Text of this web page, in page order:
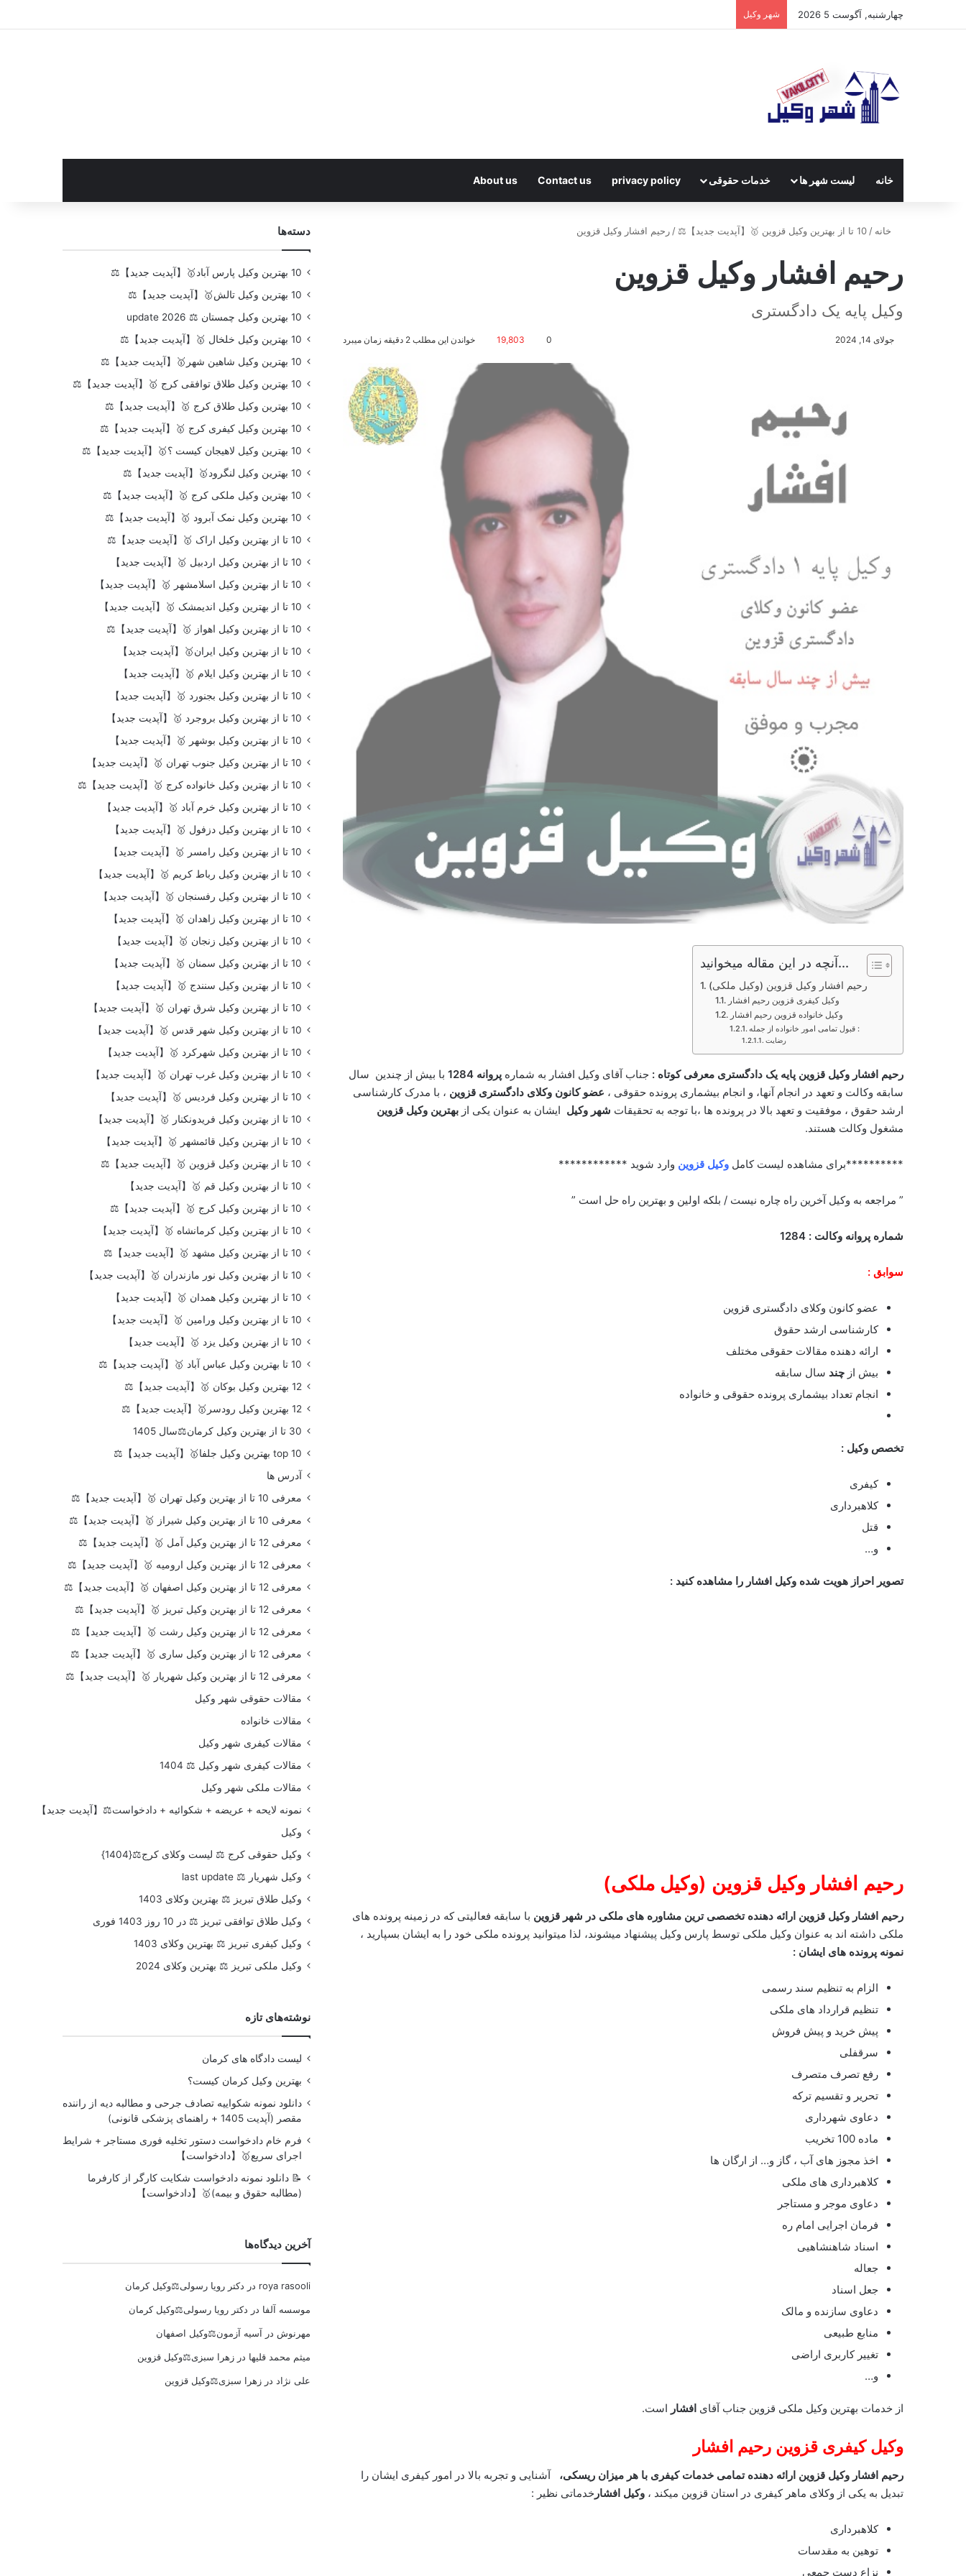
چهارشنبه, آگوست 5 2026 شهر وکیل
خانه لیست شهر ها خدمات حقوقی privacy policy
Contact us
About us
خانه / 10 تا از بهترین وکیل قزوین 🥇【آپدیت جدید】⚖️ / رحیم افشار وکیل قزوین
رحیم افشار وکیل قزوین
وکیل پایه یک دادگستری
جولای 14, 2024 0
19,803 خواندن این مطلب 2 دقیقه زمان میبرد
آنچه در این مقاله میخوانید...
رحیم افشار وکیل قزوین (وکیل ملکی)
وکیل کیفری قزوین رحیم افشار
وکیل خانواده قزوین رحیم افشار
قبول تمامی امور خانواده از جمله :
رضایت
رحیم افشار وکیل قزوین پایه یک دادگستری معرفی کوتاه : جناب آقای وکیل افشار به شماره پروانه 1284
با بیش از چندین سال
سابقه وکالت و تعهد در انجام آنها، و انجام بیشماری پرونده حقوقی ، عضو کانون وکلای دادگستری قزوین ، با مدرک کارشناسی
ارشد حقوق ، موفقیت و تعهد بالا در پرونده ها ،با توجه به تحقیقات شهر وکیل ایشان به عنوان یکی از بهترین وکیل قزوین
مشغول وکالت هستند.
**********برای مشاهده لیست کامل وکیل قزوین وارد شوید ************
” مراجعه به وکیل آخرین راه چاره نیست / بلکه اولین و بهترین راه حل است ”
شماره پروانه وکالت : 1284
سوابق :
عضو کانون وکلای دادگستری قزوین
کارشناسی ارشد حقوق
ارائه دهنده مقالات حقوقی مختلف
بیش از چند سال سابقه
انجام تعداد بیشماری پرونده حقوقی و خانواده
تخصص وکیل :
کیفری
کلاهبرداری
قتل
و…
تصویر احراز هویت شده وکیل افشار را مشاهده کنید :
رحیم افشار وکیل قزوین (وکیل ملکی)
رحیم افشار وکیل قزوین ارائه دهنده تخصصی ترین مشاوره های ملکی در شهر قزوین با سابقه فعالیتی که در زمینه پرونده های
ملکی داشته اند به عنوان وکیل ملکی توسط پارس وکیل پیشنهاد میشوند، لذا میتوانید پرونده ملکی خود را به ایشان بسپارید ،
نمونه پرونده های ایشان :
الزام به تنظیم سند رسمی
تنظیم قرارداد های ملکی
پیش خرید و پیش فروش
سرقفلی
رفع تصرف متصرف
تحریر و تقسیم ترکه
دعاوی شهرداری
ماده 100 تخریب
اخذ مجوز های آب ، گاز و… از ارگان ها
کلاهبرداری های ملکی
دعاوی موجر و مستاجر
فرمان اجرایی امام ره
اسناد شاهنشاهیی
جعاله
جعل اسناد
دعاوی سازنده و مالک
منابع طبیعی
تغییر کاربری اراضی
و…
از خدمات بهترین وکیل ملکی قزوین جناب آقای افشار است.
وکیل کیفری قزوین رحیم افشار
رحیم افشار وکیل قزوین ارائه دهنده تمامی خدمات کیفری با هر میزان ریسکی،
آشنایی و تجربه بالا در امور کیفری ایشان را
تبدیل به یکی از وکلای ماهر کیفری در استان قزوین میکند ، وکیل افشار خدماتی نظیر :
کلاهبرداری
توهین به مقدسات
نزاع دست جمعی
دسته‌ها
10 بهترین وکیل پارس آباد🥇【آپدیت جدید】⚖️
10 بهترین وکیل تالش🥇【آپدیت جدید】⚖️
10 بهترین وکیل چمستان ⚖️ update 2026
10 بهترین وکیل خلخال 🥇【آپدیت جدید】⚖️
10 بهترین وکیل شاهین شهر🥇【آپدیت جدید】⚖️
10 بهترین وکیل طلاق توافقی کرج 🥇【آپدیت جدید】⚖️
10 بهترین وکیل طلاق کرج 🥇【آپدیت جدید】⚖️
10 بهترین وکیل کیفری کرج 🥇【آپدیت جدید】⚖️
10 بهترین وکیل لاهیجان کیست ؟🥇【آپدیت جدید】⚖️
10 بهترین وکیل لنگرود🥇【آپدیت جدید】⚖️
10 بهترین وکیل ملکی کرج 🥇【آپدیت جدید】⚖️
10 بهترین وکیل نمک آبرود 🥇【آپدیت جدید】⚖️
10 تا از بهترین وکیل اراک 🥇【آپدیت جدید】⚖️
10 تا از بهترین وکیل اردبیل 🥇【آپدیت جدید】
10 تا از بهترین وکیل اسلامشهر 🥇【آپدیت جدید】
10 تا از بهترین وکیل اندیمشک 🥇【آپدیت جدید】
10 تا از بهترین وکیل اهواز 🥇【آپدیت جدید】⚖️
10 تا از بهترین وکیل ایران🥇【آپدیت جدید】
10 تا از بهترین وکیل ایلام 🥇【آپدیت جدید】
10 تا از بهترین وکیل بجنورد 🥇【آپدیت جدید】
10 تا از بهترین وکیل بروجرد 🥇【آپدیت جدید】
10 تا از بهترین وکیل بوشهر 🥇【آپدیت جدید】
10 تا از بهترین وکیل جنوب تهران 🥇【آپدیت جدید】
10 تا از بهترین وکیل خانواده کرج 🥇【آپدیت جدید】⚖️
10 تا از بهترین وکیل خرم آباد 🥇【آپدیت جدید】
10 تا از بهترین وکیل دزفول 🥇【آپدیت جدید】
10 تا از بهترین وکیل رامسر 🥇【آپدیت جدید】
10 تا از بهترین وکیل رباط کریم 🥇【آپدیت جدید】
10 تا از بهترین وکیل رفسنجان 🥇【آپدیت جدید】
10 تا از بهترین وکیل زاهدان 🥇【آپدیت جدید】
10 تا از بهترین وکیل زنجان 🥇【آپدیت جدید】
10 تا از بهترین وکیل سمنان 🥇【آپدیت جدید】
10 تا از بهترین وکیل سنندج 🥇【آپدیت جدید】
10 تا از بهترین وکیل شرق تهران 🥇【آپدیت جدید】
10 تا از بهترین وکیل شهر قدس 🥇【آپدیت جدید】
10 تا از بهترین وکیل شهرکرد 🥇【آپدیت جدید】
10 تا از بهترین وکیل غرب تهران 🥇【آپدیت جدید】
10 تا از بهترین وکیل فردیس 🥇【آپدیت جدید】
10 تا از بهترین وکیل فریدونکنار 🥇【آپدیت جدید】
10 تا از بهترین وکیل قائمشهر 🥇【آپدیت جدید】
10 تا از بهترین وکیل قزوین 🥇【آپدیت جدید】⚖️
10 تا از بهترین وکیل قم 🥇【آپدیت جدید】
10 تا از بهترین وکیل کرج 🥇【آپدیت جدید】⚖️
10 تا از بهترین وکیل کرمانشاه 🥇【آپدیت جدید】
10 تا از بهترین وکیل مشهد 🥇【آپدیت جدید】⚖️
10 تا از بهترین وکیل نور مازندران 🥇【آپدیت جدید】
10 تا از بهترین وکیل همدان 🥇【آپدیت جدید】
10 تا از بهترین وکیل ورامین 🥇【آپدیت جدید】
10 تا از بهترین وکیل یزد 🥇【آپدیت جدید】
10 تا بهترین وکیل عباس آباد 🥇【آپدیت جدید】⚖️
12 بهترین وکیل بوکان 🥇【آپدیت جدید】⚖️
12 بهترین وکیل رودسر🥇【آپدیت جدید】⚖️
30 تا از بهترین وکیل کرمان⚖️سال 1405
top 10 بهترین وکیل جلفا🥇【آپدیت جدید】⚖️
آدرس ها
معرفی 10 تا از بهترین وکیل تهران 🥇【آپدیت جدید】⚖️
معرفی 10 تا از بهترین وکیل شیراز 🥇【آپدیت جدید】⚖️
معرفی 12 تا از بهترین وکیل آمل 🥇【آپدیت جدید】⚖️
معرفی 12 تا از بهترین وکیل ارومیه 🥇【آپدیت جدید】⚖️
معرفی 12 تا از بهترین وکیل اصفهان 🥇【آپدیت جدید】⚖️
معرفی 12 تا از بهترین وکیل تبریز 🥇【آپدیت جدید】⚖️
معرفی 12 تا از بهترین وکیل رشت 🥇【آپدیت جدید】⚖️
معرفی 12 تا از بهترین وکیل ساری 🥇【آپدیت جدید】⚖️
معرفی 12 تا از بهترین وکیل شهریار 🥇【آپدیت جدید】⚖️
مقالات حقوقی شهر وکیل
مقالات خانواده
مقالات کیفری شهر وکیل
مقالات کیفری شهر وکیل ⚖️ 1404
مقالات ملکی شهر وکیل
نمونه لایحه + عریضه + شکوائیه + دادخواست⚖️【آپدیت جدید】
وکیل
وکیل حقوقی کرج ⚖️ لیست وکلای کرج⚖️{1404}
وکیل شهریار ⚖️ last update
وکیل طلاق تبریز ⚖️ بهترین وکلای 1403
وکیل طلاق توافقی تبریز ⚖️ در 10 روز 1403 فوری
وکیل کیفری تبریز ⚖️ بهترین وکلای 1403
وکیل ملکی تبریز ⚖️ بهترین وکلای 2024
نوشته‌های تازه
لیست دادگاه های کرمان
بهترین وکیل کرمان کیست؟
دانلود نمونه شکواییه تصادف جرحی و مطالبه دیه از راننده
مقصر (آپدیت 1405 + راهنمای پزشکی قانونی)
فرم خام دادخواست دستور تخلیه فوری مستاجر + شرایط
اجرای سریع🥇【دادخواست】
📝 دانلود نمونه دادخواست شکایت کارگر از کارفرما
(مطالبه حقوق و بیمه)🥇【دادخواست】
آخرین دیدگاه‌ها
roya rasooli در دکتر رویا رسولی⚖️وکیل کرمان
موسسه آلفا در دکتر رویا رسولی⚖️وکیل کرمان
مهرنوش در آسیه آزمون⚖️وکیل اصفهان
میثم محمد قلیها درزهرا سبزی⚖️وکیل قزوین
علی نژاد درزهرا سبزی⚖️وکیل قزوین